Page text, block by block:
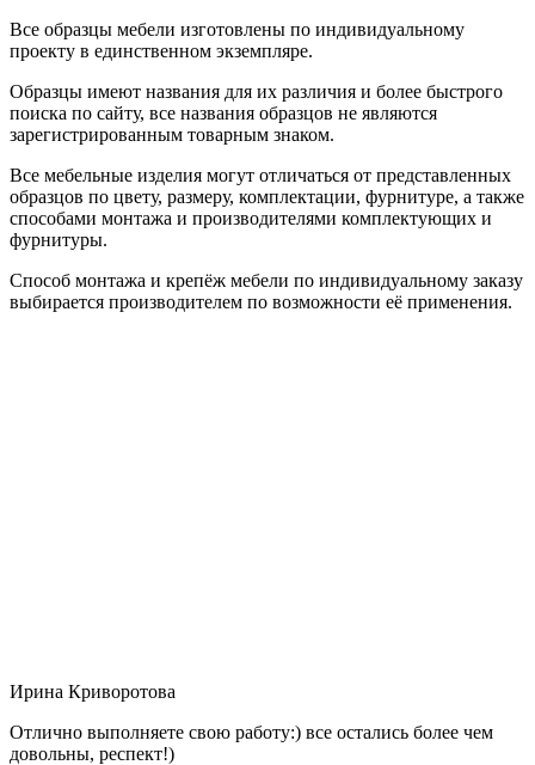
Все образцы мебели изготовлены по индивидуальному
проекту в единственном экземпляре.
Образцы имеют названия для их различия и более быстрого
поиска по сайту, все названия образцов не являются
зарегистрированным товарным знаком.
Все мебельные изделия могут отличаться от представленных
образцов по цвету, размеру, комплектации, фурнитуре, а также
способами монтажа и производителями комплектующих и
фурнитуры.
Способ монтажа и крепёж мебели по индивидуальному заказу
выбирается производителем по возможности её применения.
Ирина Криворотова
Отлично выполняете свою работу:) все остались более чем
довольны, респект!)